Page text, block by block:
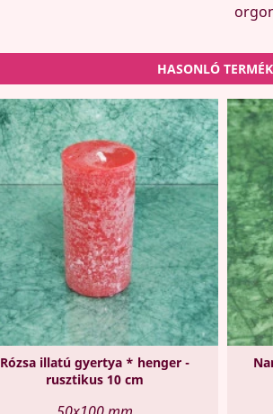
HASONLÓ
Rózsa illatú gyertya * henger -
rusztikus 10 cm